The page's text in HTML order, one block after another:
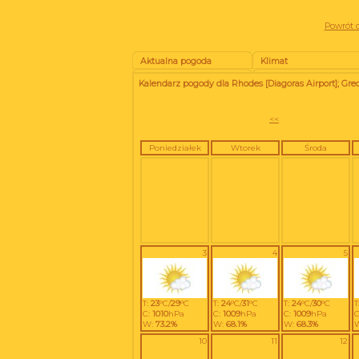
Powrót
Aktualna pogoda Klimat
Kalendarz pogody dla Rhodes [Diagoras Airport];
<<
Poniedziałek Wtorek Środa
3
T: 23°C/29°C
C: 1010hPa
W: 73.2%
4
T: 24°C/31°C
C: 1009hPa
W: 68.1%
5
T: 24°C/30°C
C: 1009hPa
W: 68.3%
10
11 12